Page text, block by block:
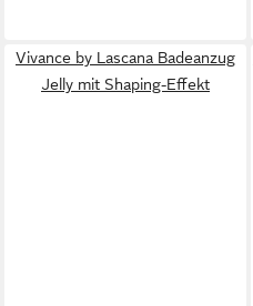
Vivance by Lascana Badeanzug
Jelly mit Shaping-Effekt